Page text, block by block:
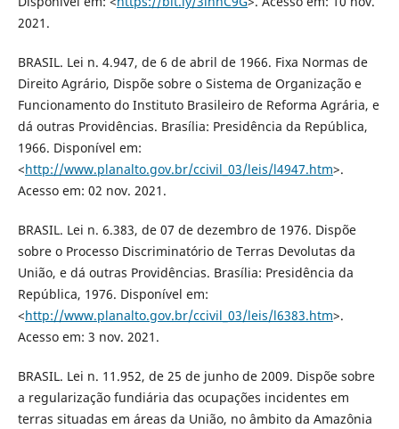
2021.
BRASIL. Lei n. 4.947, de 6 de abril de 1966. Fixa Normas de
Direito Agrário, Dispõe sobre o Sistema de Organização e
Funcionamento do Instituto Brasileiro de Reforma Agrária, e
dá outras Providências. Brasília: Presidência da República,
1966. Disponível em:
<http://www.planalto.gov.br/ccivil_03/leis/l4947.htm>.
Acesso em: 02 nov. 2021.
BRASIL. Lei n. 6.383, de 07 de dezembro de 1976. Dispõe
sobre o Processo Discriminatório de Terras Devolutas da
União, e dá outras Providências. Brasília: Presidência da
República, 1976. Disponível em:
<http://www.planalto.gov.br/ccivil_03/leis/l6383.htm>.
Acesso em: 3 nov. 2021.
BRASIL. Lei n. 11.952, de 25 de junho de 2009. Dispõe sobre
a regularização fundiária das ocupações incidentes em
terras situadas em áreas da União, no âmbito da Amazônia